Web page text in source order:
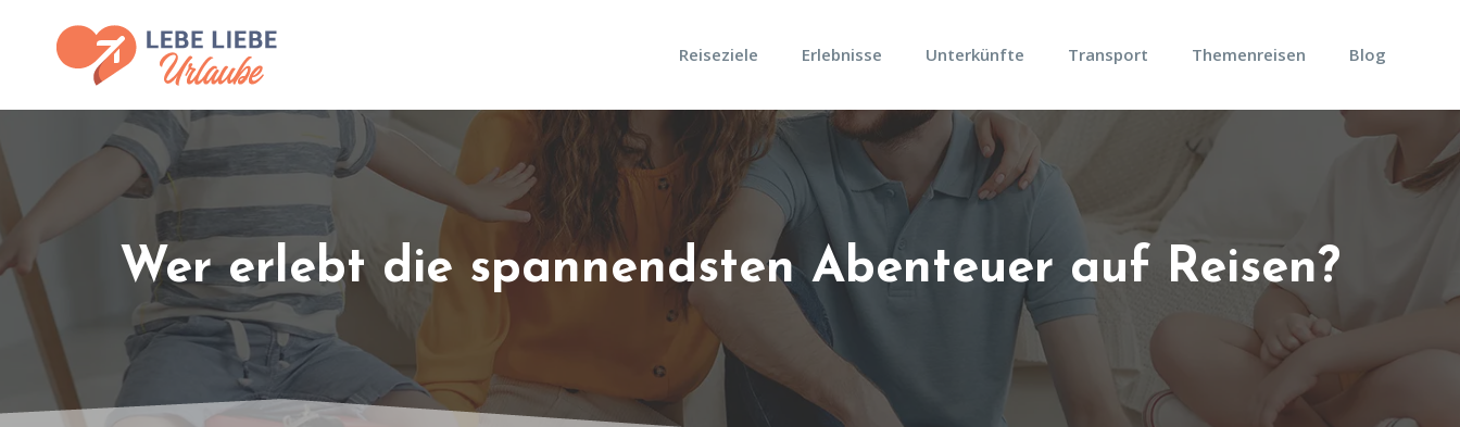
Reiseziele Erlebnisse Unterkünfte Transport Themenreisen Blog
Wer erlebt die spannendsten Abenteuer auf Reisen?